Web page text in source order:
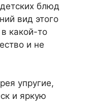
блюд
вид этого
какой-то
и не
упругие,
и яркую